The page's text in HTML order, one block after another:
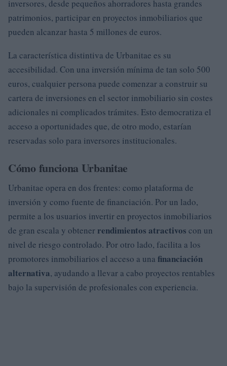
inversores, desde pequeños ahorradores hasta grandes
patrimonios, participar en proyectos inmobiliarios que
pueden alcanzar hasta 5 millones de euros.
La característica distintiva de Urbanitae es su
accesibilidad. Con una inversión mínima de tan solo 500
euros, cualquier persona puede comenzar a construir su
cartera de inversiones en el sector inmobiliario sin costes
adicionales ni complicados trámites. Esto democratiza el
acceso a oportunidades que, de otro modo, estarían
reservadas solo para inversores institucionales.
Cómo funciona Urbanitae
Urbanitae opera en dos frentes: como plataforma de
inversión y como fuente de financiación. Por un lado,
permite a los usuarios invertir en proyectos inmobiliarios
de gran escala y obtener rendimientos atractivos con un
nivel de riesgo controlado. Por otro lado, facilita a los
promotores inmobiliarios el acceso a una financiación
alternativa, ayudando a llevar a cabo proyectos rentables
bajo la supervisión de profesionales con experiencia.